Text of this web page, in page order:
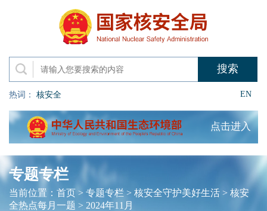
热词： 核安全 EN
点击进入
专题专栏
当前位置： 首页> 专题专栏> 核安全守护美好生活> 核安
全热点每月一题 > 2024年11月